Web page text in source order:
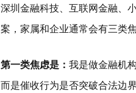
深圳金融科技、互联网金融、
案，家属和企业通常会有三类焦
第一类焦虑是： 我是做金融机
而是催收行为是否突破合法边